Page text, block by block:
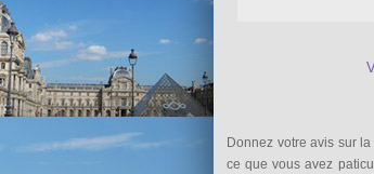
Donnez votre avis sur la
ce que vous avez